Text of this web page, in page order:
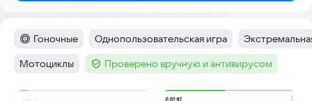
Категория:
Гоночные Тег:
Однопользовательская игра Тег:
Тег:
Мотоциклы Тег :Проверено вручную и антивирусом